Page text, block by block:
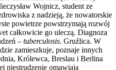
Wojnicz, student ze
z nadzieją, że nowatorskie
powietrze powstrzymają rozwój
całkowicie go uleczą. Diagnoza
– tuberculosis. Gruźlica. W
zamieszkuje, poznaje innych
Królewca, Breslau i Berlina
niestrudzenie omawiają